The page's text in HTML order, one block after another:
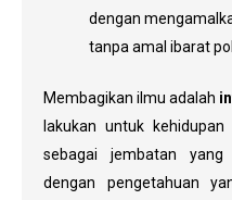
dengan
tanpa amal ibarat
Membagikan ilmu adalah
lakukan untuk
sebagai jembatan yang
dengan pengetahuan